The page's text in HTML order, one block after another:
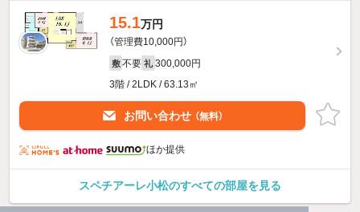
15.1万円
（管理費10,000円）
敷 不要 礼 300,000円
3階 / 2LDK / 63.13㎡
お問い合わせ （無料）
ほか提供
スペチアーレ小松のすべての部屋を見る